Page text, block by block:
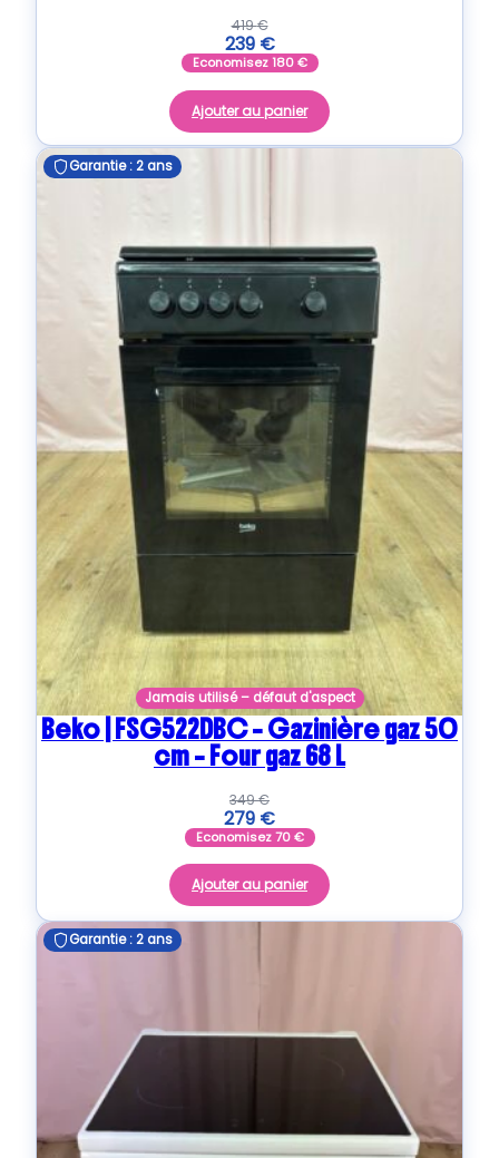
419€
239 €
Economisez180€
Ajouter au panier
Garantie : 2 ans
Jamais utilisé – défaut d'aspect
Beko | FSG522DBC – Gazinière gaz 50
cm – Four gaz 68 L
349€
279 €
Economisez70€
Ajouter au panier
Garantie : 2 ans